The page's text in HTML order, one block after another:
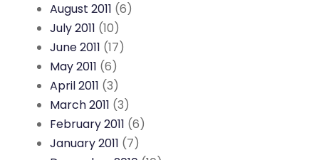
August 2011 (6)
July 2011 (10)
June 2011 (17)
May 2011 (6)
April 2011 (3)
March 2011 (3)
February 2011 (6)
January 2011 (7)